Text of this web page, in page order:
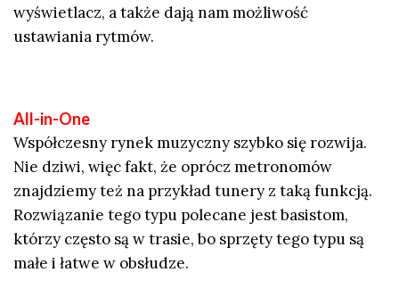
wyświetlacz, a także dają nam możliwość
ustawiania rytmów.
All-in-One
Współczesny rynek muzyczny szybko się rozwija.
Nie dziwi, więc fakt, że oprócz metronomów
znajdziemy też na przykład tunery z taką funkcją.
Rozwiązanie tego typu polecane jest basistom,
którzy często są w trasie, bo sprzęty tego typu są
małe i łatwe w obsłudze.